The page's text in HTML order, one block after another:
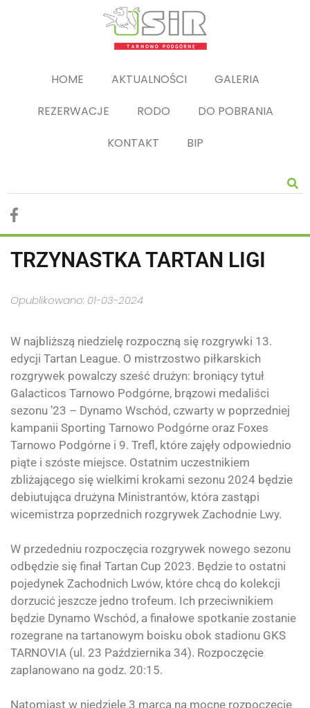
HOME AKTUALNOŚCI
GALERIA
REZERWACJE
RODO
DO POBRANIA
KONTAKT
BIP
TRZYNASTKA TARTAN LIGI
Opublikowano: 01-03-2024
W najbliższą niedzielę rozpoczną się rozgrywki 13.
edycji Tartan League. O mistrzostwo piłkarskich
rozgrywek powalczy sześć drużyn: broniący tytuł
Galacticos Tarnowo Podgórne, brązowi medaliści
sezonu ’23 – Dynamo Wschód, czwarty w poprzedniej
kampanii Sporting Tarnowo Podgórne oraz Foxes
Tarnowo Podgórne i 9. Trefl, które zajęły odpowiednio
piąte i szóste miejsce. Ostatnim uczestnikiem
zbliżającego się wielkimi krokami sezonu 2024 będzie
debiutująca drużyna Ministrantów, która zastąpi
wicemistrza poprzednich rozgrywek Zachodnie Lwy.
W przededniu rozpoczęcia rozgrywek nowego sezonu
odbędzie się finał Tartan Cup 2023. Będzie to ostatni
pojedynek Zachodnich Lwów, które chcą do kolekcji
dorzucić jeszcze jedno trofeum. Ich przeciwnikiem
będzie Dynamo Wschód, a finałowe spotkanie zostanie
rozegrane na tartanowym boisku obok stadionu GKS
TARNOVIA (ul. 23 Października 34). Rozpoczęcie
zaplanowano na godz. 20:15.
Natomiast w niedzielę 3 marca na mocne rozpoczęcie